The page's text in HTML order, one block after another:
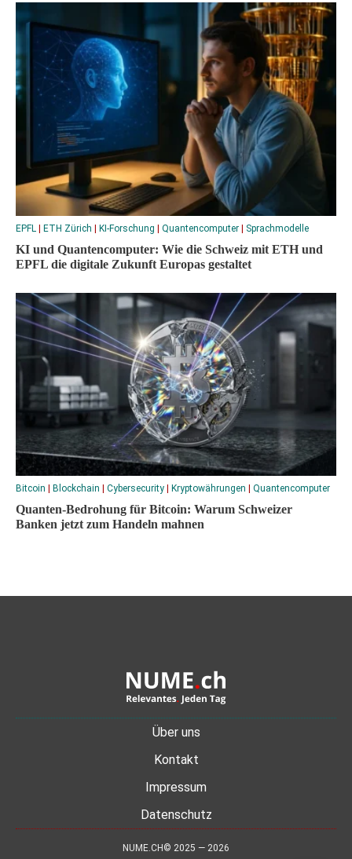
EPFL ETH Zürich KI-Forschung Quantencomputer Sprachmodelle
KI und Quantencomputer: Wie die Schweiz mit ETH und
EPFL die digitale Zukunft Europas gestaltet
Bitcoin Blockchain Cybersecurity Kryptowährungen Quantencomputer
Quanten-Bedrohung für Bitcoin: Warum Schweizer
Banken jetzt zum Handeln mahnen
Über uns
Kontakt
Impressum
Datenschutz
NUME.CH© 2025 — 2026